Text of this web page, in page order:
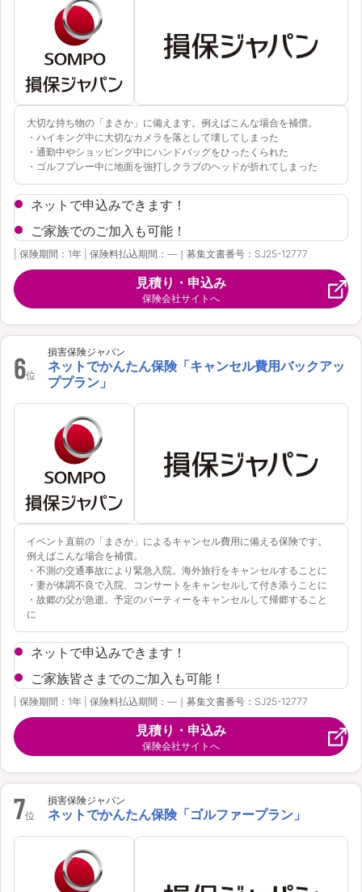
大切な持ち物の「まさか」に備えます。例えばこんな場合を補償。
・ハイキング中に大切なカメラを落として壊してしまった
・通勤中やショッピング中にハンドバッグをひったくられた
・ゴルフプレー中に地面を強打しクラブのヘッドが折れてしまった
ネットで申込みできます！
ご家族でのご加入も可能！
| 保険期間：1年 | 保険料払込期間：―｜募集文書番号：SJ25-12777
見積り・申込み
保険会社サイトへ
6位
損害保険ジャパン
ネットでかんたん保険「キャンセル費用バックアッ
ププラン」
イベント直前の「まさか」によるキャンセル費用に備える保険です。
例えばこんな場合を補償。
・不測の交通事故により緊急入院。海外旅行をキャンセルすることに
・妻が体調不良で入院、コンサートをキャンセルして付き添うことに
・故郷の父が急逝。予定のパーティーをキャンセルして帰郷すること
に
ネットで申込みできます！
ご家族皆さまでのご加入も可能！
| 保険期間：1年 | 保険料払込期間：―｜募集文書番号：SJ25-12777
見積り・申込み
保険会社サイトへ
7位
損害保険ジャパン
ネットでかんたん保険「ゴルファープラン」